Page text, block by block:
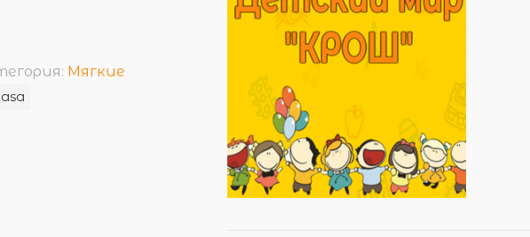
Мягкие